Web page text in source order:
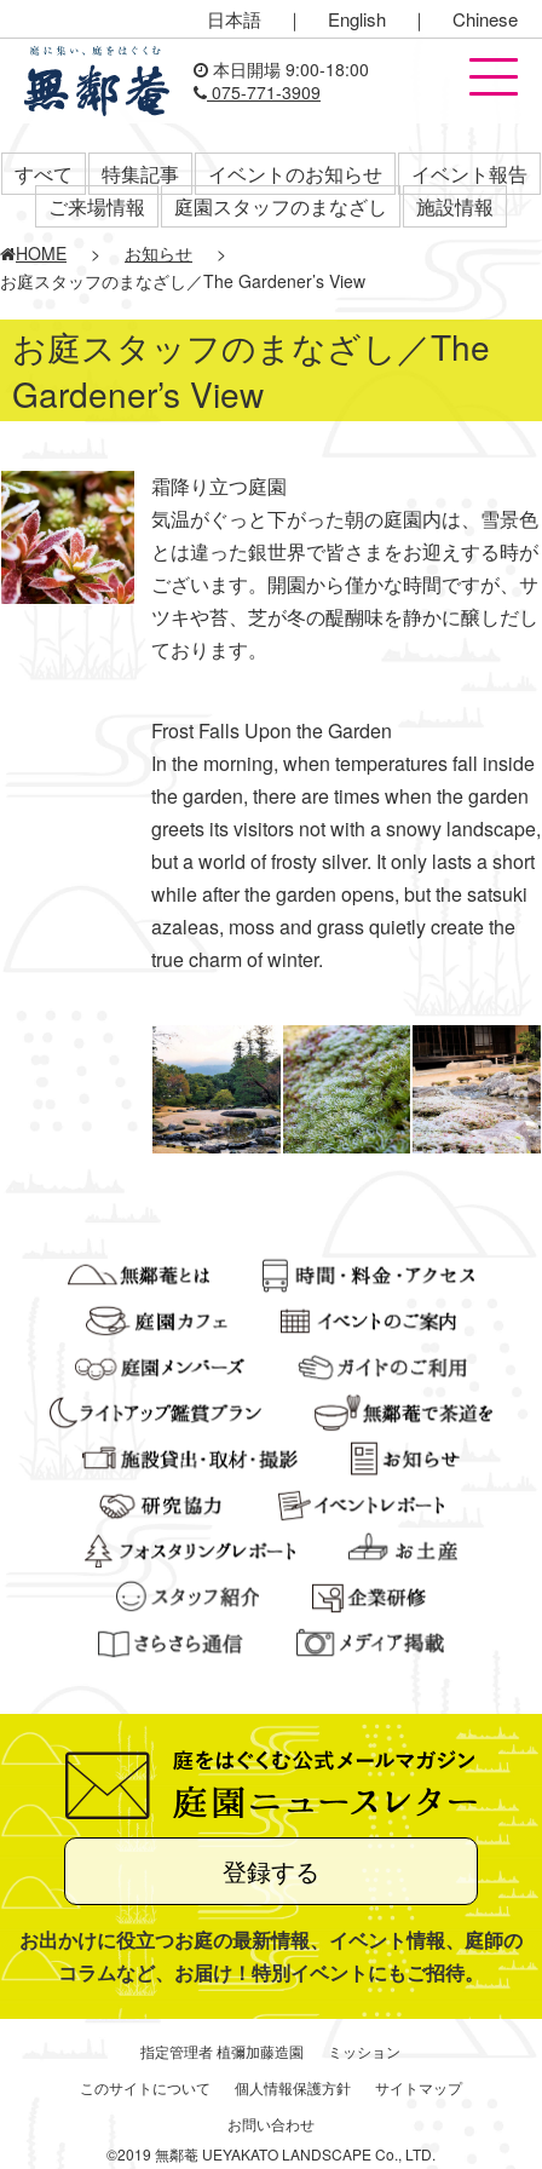
日本語 ｜ English ｜ Chinese
本日開場 9:00-18:00
075-771-3909
すべて 特集記事 イベントのお知らせ
イベント報告
ご来場情報
庭園スタッフのまなざし 施設情報
HOME > お知らせ
>
お庭スタッフのまなざし／The Gardener’s View
お庭スタッフのまなざし／The
Gardener’s View
霜降り立つ庭園
気温がぐっと下がった朝の庭園内は、雪景色
とは違った銀世界で皆さまをお迎えする時が
ございます。開園から僅かな時間ですが、サ
ツキや苔、芝が冬の醍醐味を静かに醸しだし
ております。
Frost Falls Upon the Garden
In the morning, when temperatures fall inside
the garden, there are times when the garden
greets its visitors not with a snowy landscape,
but a world of frosty silver. It only lasts a short
while after the garden opens, but the satsuki
azaleas, moss and grass quietly create the
true charm of winter.
登録する
お出かけに役立つお庭の最新情報、イベント情報、庭師の
コラムなど、お届け！特別イベントにもご招待。
指定管理者 植彌加藤造園
ミッション
このサイトについて
個人情報保護方針
サイトマップ
お問い合わせ
©2019 無鄰菴 UEYAKATO LANDSCAPE Co., LTD.